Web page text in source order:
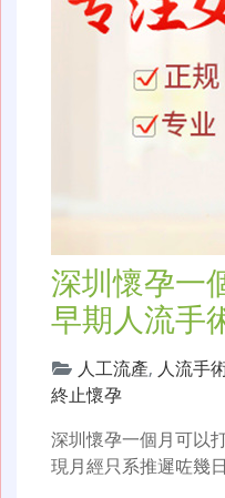
深圳懷孕一
早期人流手
人工流產, 人流手
終止懷孕
深圳懷孕一個月可以
現月經只系推遲咗幾